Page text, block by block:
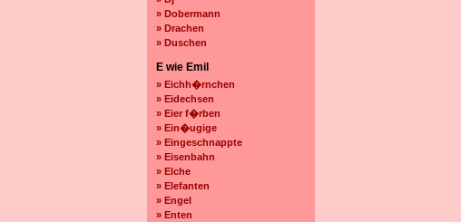
» Dobermann
» Drachen
» Duschen
E wie Emil
» Eichh�rnchen
» Eidechsen
» Eier f�rben
» Ein�ugige
» Eingeschnappte
» Eisenbahn
» Elche
» Elefanten
» Engel
» Enten